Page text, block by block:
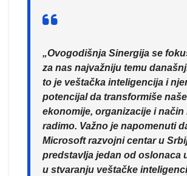
„Ovogodišnja Sinergija se
za nas najvažniju temu
to je veštačka inteligencija i
potencijal da transformiše naše
ekonomije, organizacije i način
radimo. Važno je napomenuti
Microsoft razvojni centar u
predstavlja jedan od oslonaca
u stvaranju veštačke